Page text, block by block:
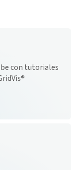
con tutoriales
®